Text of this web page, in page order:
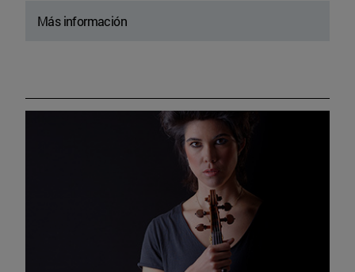
Más información